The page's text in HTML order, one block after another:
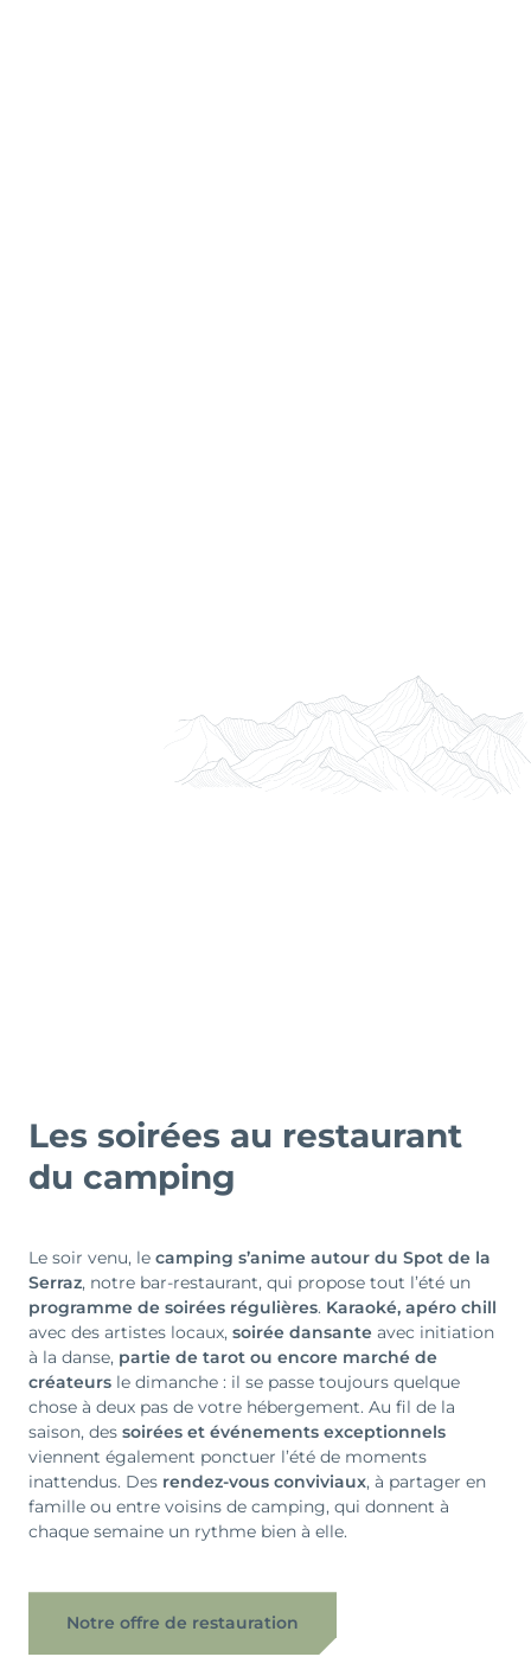
Les soirées au restaurant
du camping
Le soir venu, le camping s’anime autour du Spot de la
Serraz, notre bar-restaurant, qui propose tout l’été un
programme de soirées régulières. Karaoké, apéro chill
avec des artistes locaux, soirée dansante avec initiation
à la danse, partie de tarot ou encore marché de
créateurs le dimanche : il se passe toujours quelque
chose à deux pas de votre hébergement. Au fil de la
saison, des soirées et événements exceptionnels
viennent également ponctuer l’été de moments
inattendus. Des rendez-vous conviviaux, à partager en
famille ou entre voisins de camping, qui donnent à
chaque semaine un rythme bien à elle.
Notre offre de restauration